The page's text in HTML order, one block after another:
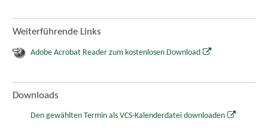
Weiterführende Links
Adobe Acrobat Reader zum kostenlosen Download
Downloads
Den gewählten Termin als VCS-Kalenderdatei downloaden